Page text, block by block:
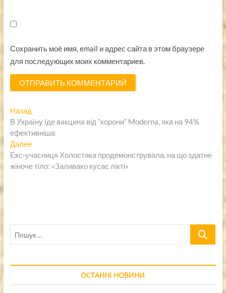
Сохранить моё имя, email и адрес сайта в этом браузере
для последующих моих комментариев.
Навигация
по
записям
НазадПредыдущая
запись:
В Україну їде вaкцинa від “кopoни” Mоderna, яка на 94%
ефективніша
ДалееСледующая
запись:
Екс-учасниця Холостяка продемонструвала, на що здатне
жіноче тіло: «Заливако кусає лікті»
Пошук
ОСТАННІ НОВИНИ